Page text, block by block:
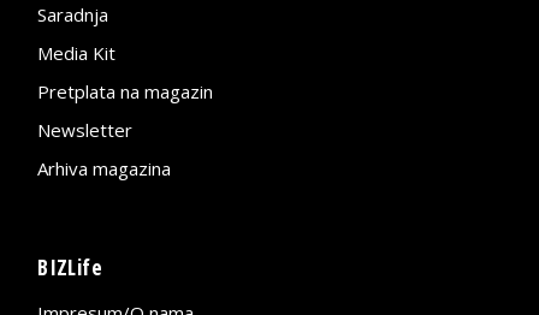
Saradnja
Media Kit
Pretplata na magazin
Newsletter
Arhiva magazina
BIZLife